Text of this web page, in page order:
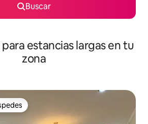
Buscar
estancias largas en tu
zona